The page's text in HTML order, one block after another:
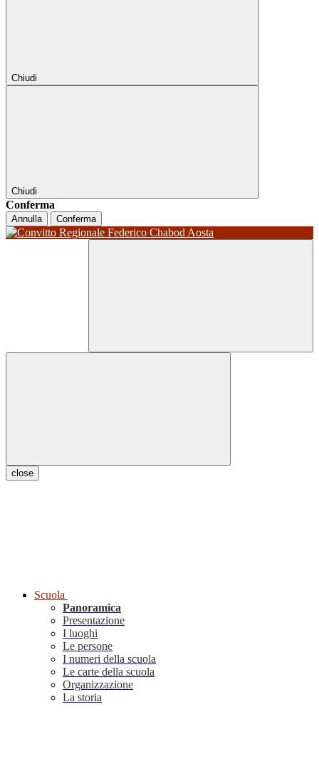
Chiudi
Chiudi
Conferma
Annulla Conferma
close
Scuola
Panoramica
Presentazione
I luoghi
Le persone
I numeri della scuola
Le carte della scuola
Organizzazione
La storia